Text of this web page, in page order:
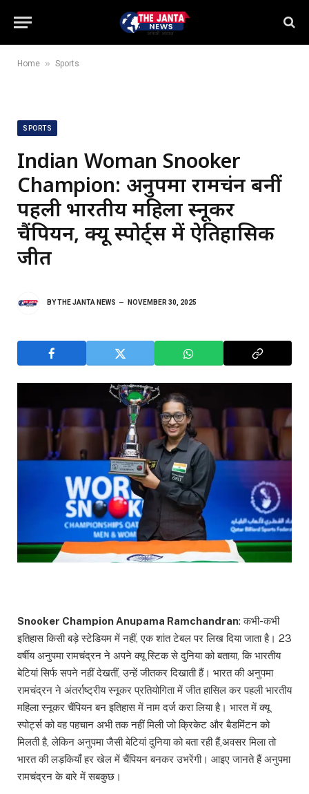
Home » Sports
SPORTS
Indian Woman Snooker
Champion: अनुपमा रामचंद्रन बनीं
पहली भारतीय महिला स्नूकर
चैंपियन, क्यू स्पोर्ट्स में ऐतिहासिक
जीत
BYTHE JANTA NEWS NOVEMBER 30, 2025
Snooker Champion Anupama Ramchandran: कभी-कभी
इतिहास किसी बड़े स्टेडियम में नहीं, एक शांत टेबल पर लिख दिया जाता है। 23
वर्षीय अनुपमा रामचंद्रन ने अपने क्यू स्टिक से दुनिया को बताया, कि भारतीय
बेटियां सिर्फ सपने नहीं देखतीं, उन्हें जीतकर दिखाती हैं। भारत की अनुपमा
रामचंद्रन ने अंतर्राष्ट्रीय स्नूकर प्रतियोगिता में जीत हासिल कर पहली भारतीय
महिला स्नूकर चैंपियन बन इतिहास में नाम दर्ज करा लिया है। भारत में क्यू
स्पोर्ट्स को वह पहचान अभी तक नहीं मिली जो क्रिकेट और बैडमिंटन को
मिलती है, लेकिन अनुपमा जैसी बेटियां दुनिया को बता रही हैं,अवसर मिला तो
भारत की लड़कियाँ हर खेल में चैंपियन बनकर उभरेंगी। आइए जानते हैं अनुपमा
रामचंद्रन के बारे में सबकुछ।